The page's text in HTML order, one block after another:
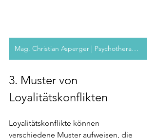
Mag. Christian Asperger | Psychotherapeut
3. Muster von
Loyalitätskonflikten
Loyalitätskonflikte können
verschiedene Muster aufweisen, die